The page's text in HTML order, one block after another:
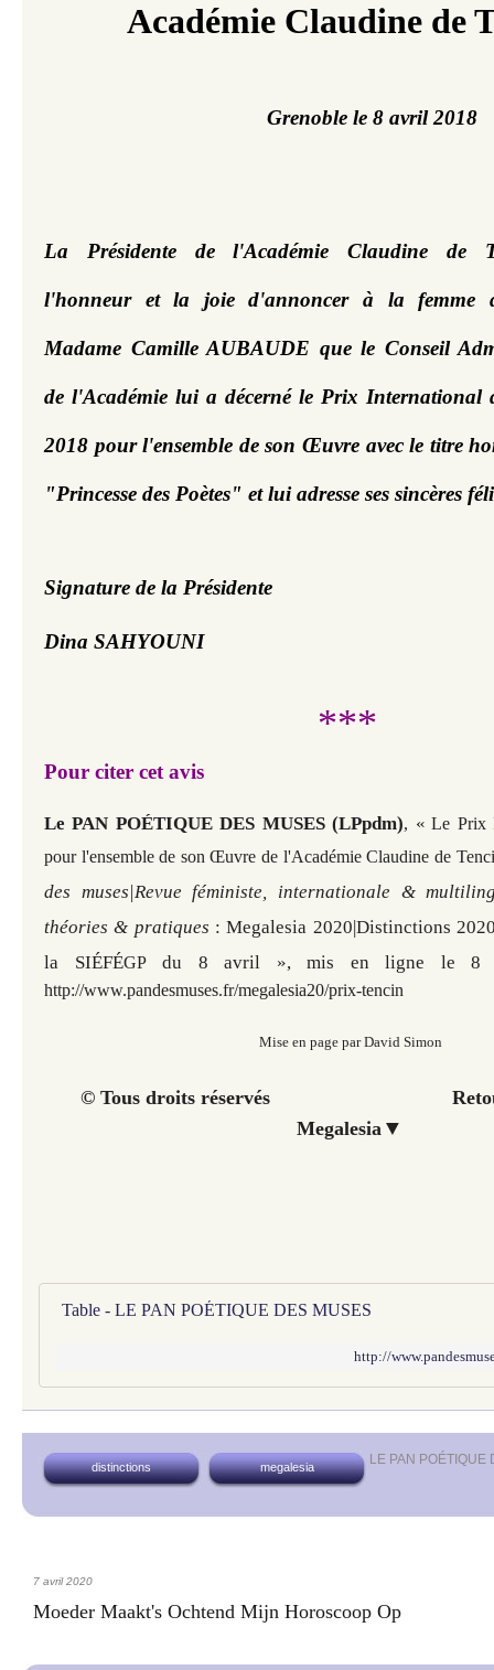
Académie Claudine de
Grenoble le 8 avril 2018
La Présidente de l'Académie Claudine de
l'honneur et la joie d'annoncer à la femme
Madame Camille AUBAUDE que le Conseil
de l'Académie lui a décerné le Prix International
2018 pour l'ensemble de son Œuvre avec le titre
Signature de la Présidente
Dina SAHYOUNI
***
Pour citer cet avis
Le PAN POÉTIQUE DES MUSES (LPpdm), « Le Prix
pour l'ensemble de son Œuvre de l'Académie Claudine de
des muses|Revue féministe, internationale &
théories & pratiques : Megalesia 2020|Distinctions
la SIÉFÉGPdu 8 avril », mis en ligne le 8
http://www.pandesmuses.fr/megalesia20/prix-tencin
Mise en page par David Simon
© Tous droits réservés Retour à
Megalesia ▼
Table - LE PAN POÉTIQUE DES MUSES
http://
LE PAN POÉTIQUE
distinctions megalesia
7 avril 2020
Moeder Maakt's Ochtend Mijn Horoscoop Op